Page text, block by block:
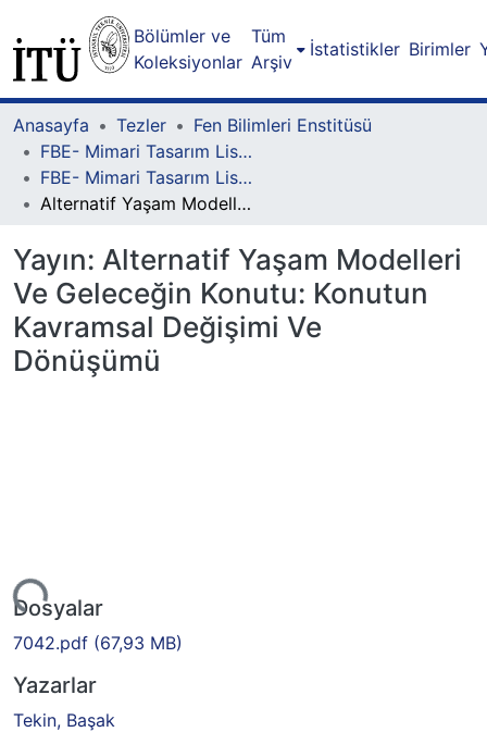
Bölümler ve
Koleksiyonlar
Tüm
Arşiv
İstatistikler Birimler
Anasayfa Tezler
Fen Bilimleri Enstitüsü
FBE- Mimari Tasarım Lisansüstü Programı
FBE- Mimari Tasarım Lisansüstü Programı - Yüksek Lisans
Alternatif Yaşam Modelleri Ve Geleceğin Konutu: Konutun Kavramsal Değişimi Ve Dönüşümü
Yayın: Alternatif Yaşam Modelleri
Ve Geleceğin Konutu: Konutun
Kavramsal Değişimi Ve
Dönüşümü
Dosyalar
7042.pdf (67,93 MB)
Yazarlar
Tekin, Başak